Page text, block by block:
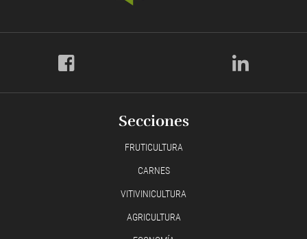
Secciones
FRUTICULTURA
CARNES
VITIVINICULTURA
AGRICULTURA